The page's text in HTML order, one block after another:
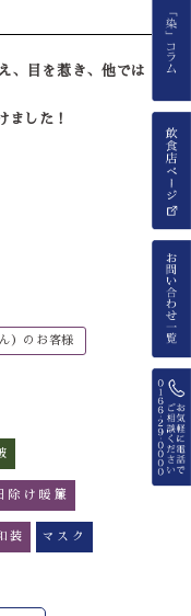
、目を惹き、他では
ました！
）のお客様
除け暖簾
装 マスク